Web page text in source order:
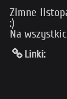
Zimne
:)
Na
Linki: